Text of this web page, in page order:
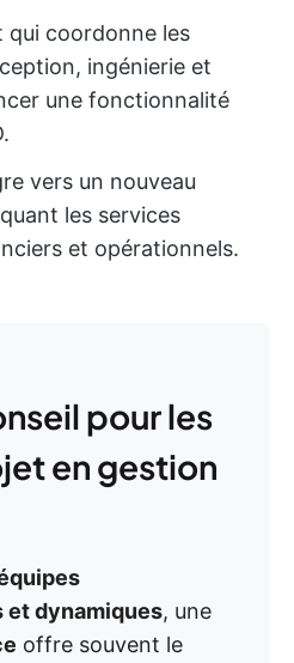
qui coordonne les
ingénierie et
une fonctionnalité
vers un nouveau
les services
et opérationnels.
pour les
en gestion
dynamiques, une
offre souvent le